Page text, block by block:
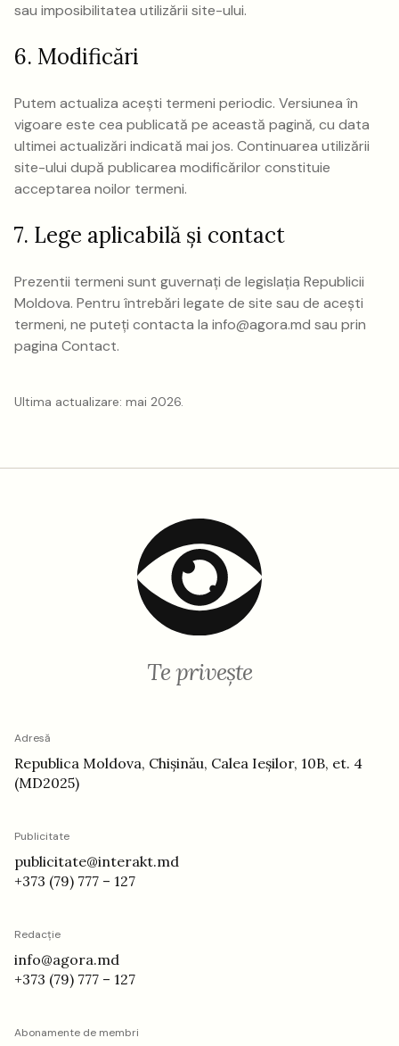
sau imposibilitatea utilizării site-ului.
6. Modificări
Putem actualiza acești termeni periodic. Versiunea în
vigoare este cea publicată pe această pagină, cu data
ultimei actualizări indicată mai jos. Continuarea utilizării
site-ului după publicarea modificărilor constituie
acceptarea noilor termeni.
7. Lege aplicabilă și contact
Prezentii termeni sunt guvernați de legislația Republicii
Moldova. Pentru întrebări legate de site sau de acești
termeni, ne puteți contacta la info@agora.md sau prin
pagina Contact.
Ultima actualizare: mai 2026.
Te privește
Adresă
Republica Moldova, Chișinău, Calea Ieșilor, 10B, et. 4
(MD2025)
Publicitate
publicitate@interakt.md
+373 (79) 777 – 127
Redacție
info@agora.md
+373 (79) 777 – 127
Abonamente de membri